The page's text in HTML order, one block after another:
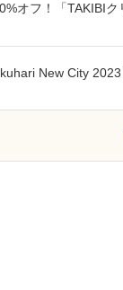
オフ！「TAKIBIク
New City